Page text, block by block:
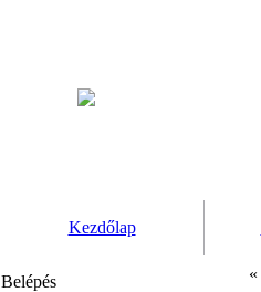
Kezdőlap
Belépés
«